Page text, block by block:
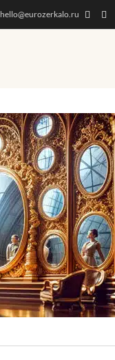
hello@eurozerkalo.ru